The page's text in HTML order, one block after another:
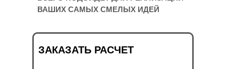
ЗАКАЗАТЬ РАСЧЕТ
ВАШИХ САМЫХ СМЕЛЫХ ИДЕЙ